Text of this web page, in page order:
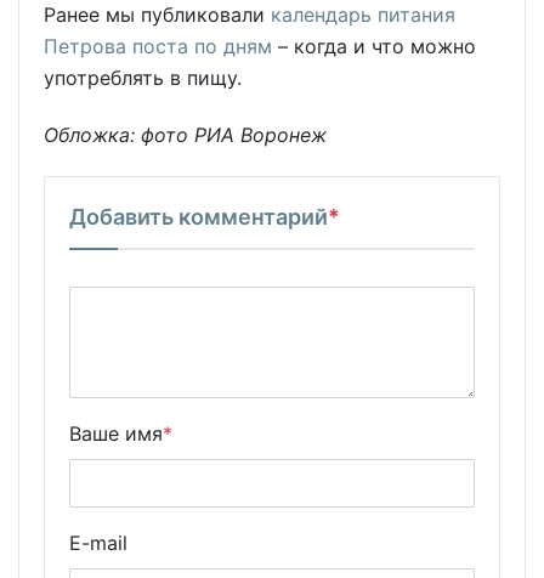
Ранее мы публиковали календарь питания
Петрова поста по дням – когда и что можно
употреблять в пищу.
Обложка: фото РИА Воронеж
Добавить комментарий*
Ваше имя*
E-mail